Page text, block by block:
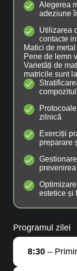
Alegerea
adeziune
Utilizarea
contacte
Matici de
Pene de lemn
Varietăți de
matricile sunt
zilnică
Exerciții
preparare
estetice și
Programul zilei
8:30–